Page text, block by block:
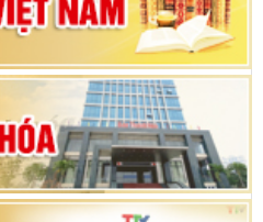
2030
bất thường lần thứ 9, Quốc
Kỳ họp thứ 24, HĐND tỉnh
XVIII, nhiệm kỳ 2021 - 2026